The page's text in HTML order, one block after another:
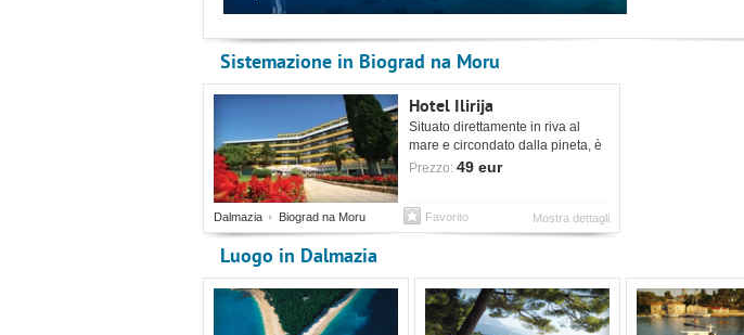
Sistemazione in Biograd na Moru
Hotel Ilirija
Situato direttamente in riva al
mare e circondato dalla pineta, è
vicino al centro di Biograd.
Prezzo: 49 eur
Dalmazia Biograd na Moru Mostra dettagli
Favorito
Luogo in Dalmazia